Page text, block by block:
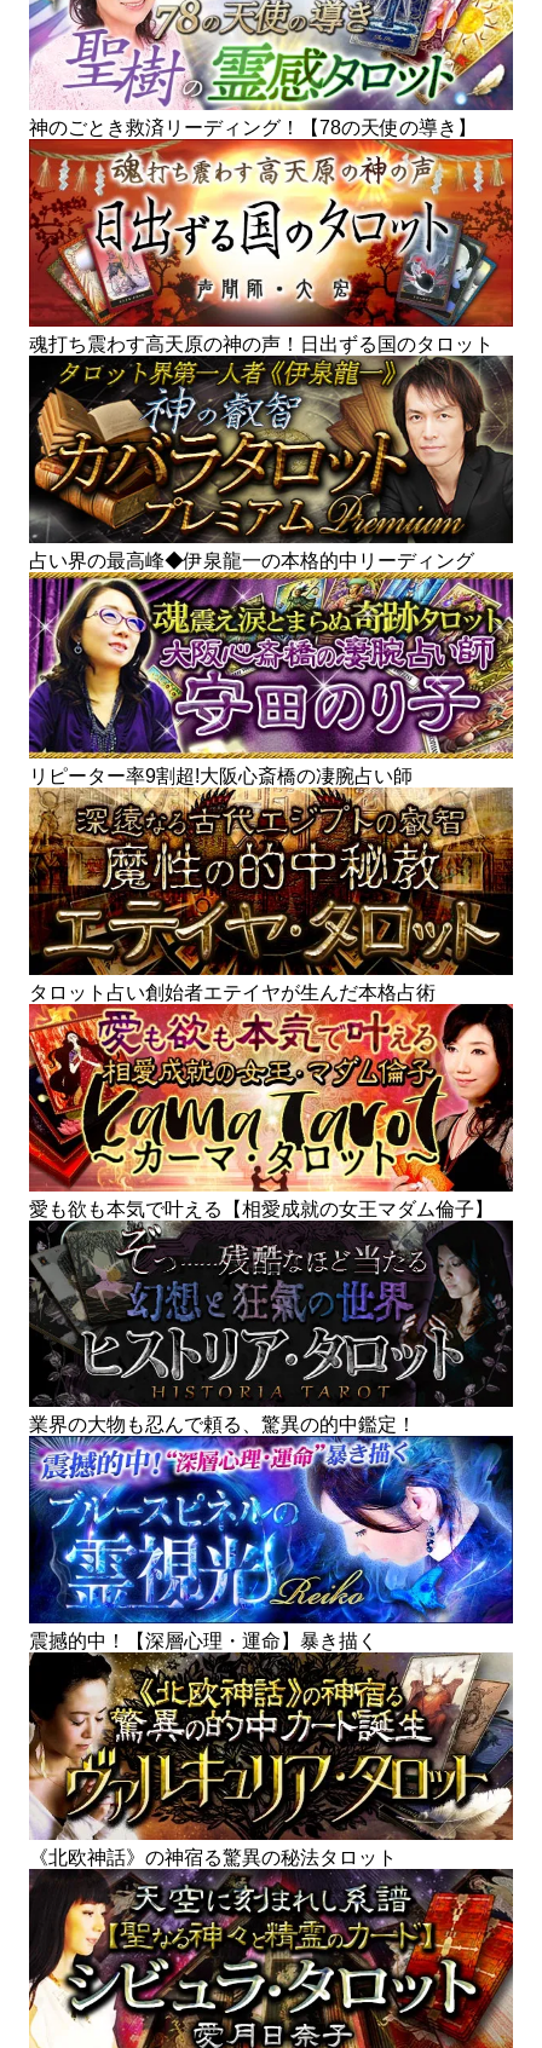
神のごとき救済リーディング！【78の天使の導き】
魂打ち震わす高天原の神の声！日出ずる国のタロット
占い界の最高峰◆伊泉龍一の本格的中リーディング
リピーター率9割超!大阪心斎橋の凄腕占い師
タロット占い創始者エテイヤが生んだ本格占術
愛も欲も本気で叶える【相愛成就の女王マダム倫子】
業界の大物も忍んで頼る、驚異の的中鑑定！
震撼的中！【深層心理・運命】暴き描く
《北欧神話》の神宿る驚異の秘法タロット